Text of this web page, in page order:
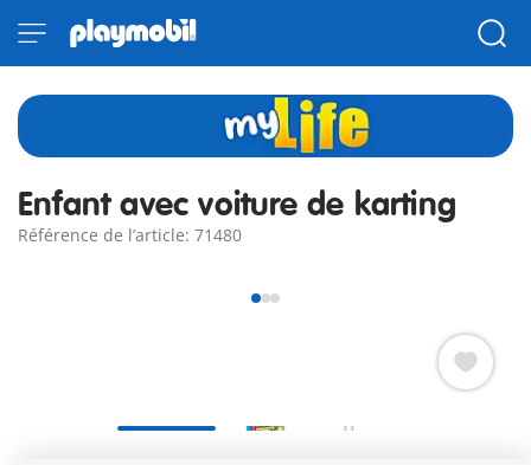
Enfant avec voiture de karting
Référence de l’article: 71480